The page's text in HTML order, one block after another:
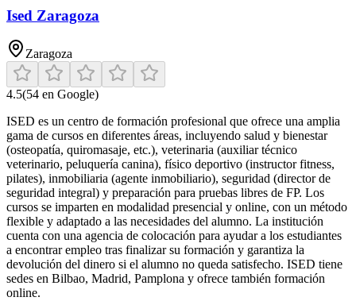
Ised Zaragoza
Zaragoza
4.5(54 en Google)
ISED es un centro de formación profesional que ofrece una amplia
gama de cursos en diferentes áreas, incluyendo salud y bienestar
(osteopatía, quiromasaje, etc.), veterinaria (auxiliar técnico
veterinario, peluquería canina), físico deportivo (instructor fitness,
pilates), inmobiliaria (agente inmobiliario), seguridad (director de
seguridad integral) y preparación para pruebas libres de FP. Los
cursos se imparten en modalidad presencial y online, con un método
flexible y adaptado a las necesidades del alumno. La institución
cuenta con una agencia de colocación para ayudar a los estudiantes
a encontrar empleo tras finalizar su formación y garantiza la
devolución del dinero si el alumno no queda satisfecho. ISED tiene
sedes en Bilbao, Madrid, Pamplona y ofrece también formación
online.